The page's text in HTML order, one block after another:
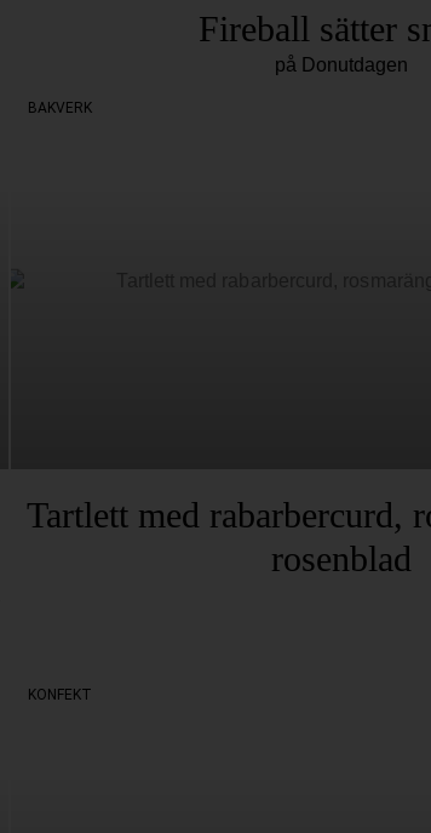
Fireball sätter
på Donutdagen
BAKVERK
Tartlett med rabarbercurd,
rosenblad
KONFEKT